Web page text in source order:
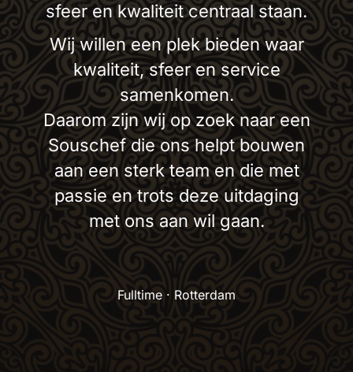
sfeer en kwaliteit centraal staan.
Wij willen een plek bieden waar
kwaliteit, sfeer en service
samenkomen.
Daarom zijn wij op zoek naar een
Souschef die ons helpt bouwen
aan een sterk team en die met
passie en trots deze uitdaging
met ons aan wil gaan.
Fulltime · Rotterdam